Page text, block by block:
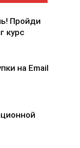
Пройди
курс
на Email